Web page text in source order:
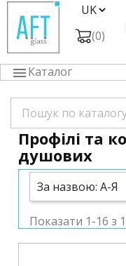
(0)
Каталог
Профілі та
душових
За назвою: А-Я
Показати 1-16 з